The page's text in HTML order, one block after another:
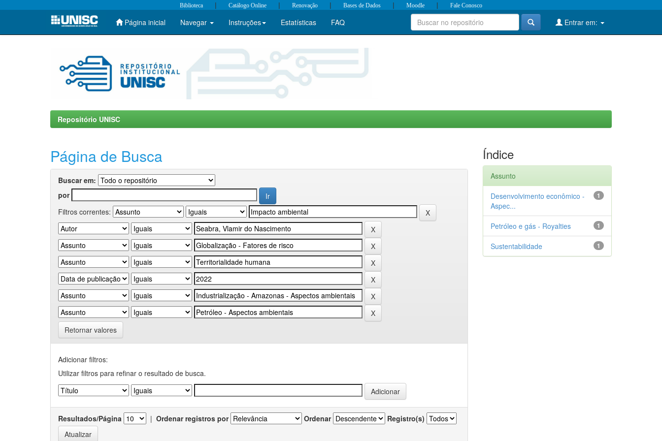
Skip
Biblioteca | Catálogo Online | Renovação | Bases de Dados | Moodle | Fale Conosco
Página inicial Navegar Instruções Estatísticas FAQ Entrar em:
Repositório UNISC
Página de Busca
Buscar em:
por
Filtros correntes:
Retornar valores
Adicionar filtros:
Utilizar filtros para refinar o resultado de busca.
Resultados/Página | Ordenar registros por Ordenar Registro(s)
Índice
Assunto
1
Desenvolvimento econômico -
Aspec...
1
Petróleo e gás - Royalties
1
Sustentabilidade